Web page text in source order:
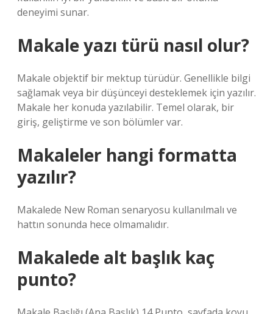
deneyimi sunar.
Makale yazı türü nasıl olur?
Makale objektif bir mektup türüdür. Genellikle bilgi
sağlamak veya bir düşünceyi desteklemek için yazılır.
Makale her konuda yazılabilir. Temel olarak, bir
giriş, geliştirme ve son bölümler var.
Makaleler hangi formatta
yazılır?
Makalede New Roman senaryosu kullanılmalı ve
hattın sonunda hece olmamalıdır.
Makalede alt başlık kaç
punto?